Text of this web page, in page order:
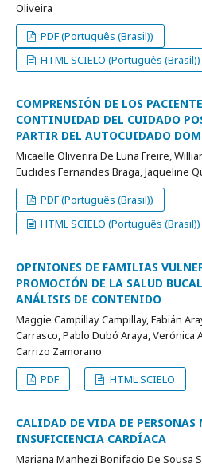
Oliveira
PDF (Português (Brasil))
HTML SCIELO (Português (Brasil))
COMPRENSIÓN DE LOS
CONTINUIDAD DEL CUIDADO
PARTIR DEL AUTOCUIDADO
Micaelle Oliverira De Luna Freire,
Euclides Fernandes Braga, Jaqueline
PDF (Português (Brasil))
HTML SCIELO (Português (Brasil))
OPINIONES DE FAMILIAS
PROMOCIÓN DE LA SALUD
ANÁLISIS DE CONTENIDO
Maggie Campillay Campillay, Fabián
Carrasco, Pablo Dubó Araya, Verónica
Carrizo Zamorano
PDF
HTML SCIELO
CALIDAD DE VIDA DE PERSONAS
INSUFICIENCIA CARDÍACA
Mariana Manhezi Bonifacio De Sousa